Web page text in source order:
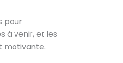
pour
à venir, et les
motivante.